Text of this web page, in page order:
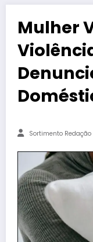
Mulher
Sortimento Redação